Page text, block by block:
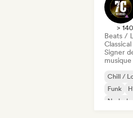
>
Beats /
Signer
musique
Chill /
Funk